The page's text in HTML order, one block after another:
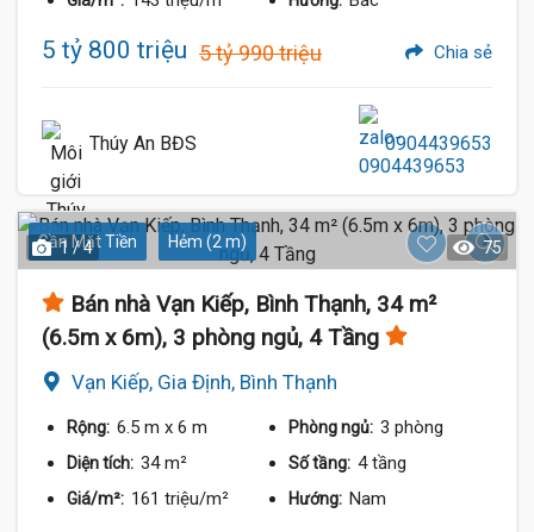
5 tỷ 800 triệu 5 tỷ 990 triệu Chia sẻ
Thúy An BĐS 0904439653
Gần Mặt Tiền Hẻm (2 m)
1 / 4 75
Bán nhà Vạn Kiếp, Bình Thạnh, 34 m²
(6.5m x 6m), 3 phòng ngủ, 4 Tầng
Vạn Kiếp, Gia Định, Bình Thạnh
Rộng: 6.5 m x 6 m Phòng ngủ: 3 phòng
Diện tích: 34 m² Số tầng: 4 tầng
Giá/m²: 161 triệu/m² Hướng: Nam